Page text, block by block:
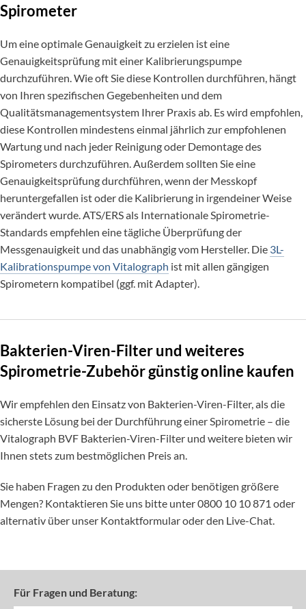
Spirometer
Um eine optimale Genauigkeit zu erzielen ist eine
Genauigkeitsprüfung mit einer Kalibrierungspumpe
durchzuführen. Wie oft Sie diese Kontrollen durchführen, hängt
von Ihren spezifischen Gegebenheiten und dem
Qualitätsmanagementsystem Ihrer Praxis ab. Es wird empfohlen,
diese Kontrollen mindestens einmal jährlich zur empfohlenen
Wartung und nach jeder Reinigung oder Demontage des
Spirometers durchzuführen. Außerdem sollten Sie eine
Genauigkeitsprüfung durchführen, wenn der Messkopf
heruntergefallen ist oder die Kalibrierung in irgendeiner Weise
verändert wurde. ATS/ERS als Internationale Spirometrie-
Standards empfehlen eine tägliche Überprüfung der
Messgenauigkeit und das unabhängig vom Hersteller. Die 3L-
Kalibrationspumpe von Vitalograph ist mit allen gängigen
Spirometern kompatibel (ggf. mit Adapter).
Bakterien-Viren-Filter und weiteres
Spirometrie-Zubehör günstig online kaufen
Wir empfehlen den Einsatz von Bakterien-Viren-Filter, als die
sicherste Lösung bei der Durchführung einer Spirometrie – die
Vitalograph BVF Bakterien-Viren-Filter und weitere bieten wir
Ihnen stets zum bestmöglichen Preis an.
Sie haben Fragen zu den Produkten oder benötigen größere
Mengen? Kontaktieren Sie uns bitte unter 0800 10 10 871 oder
alternativ über unser Kontaktformular oder den Live-Chat.
Für Fragen und Beratung: